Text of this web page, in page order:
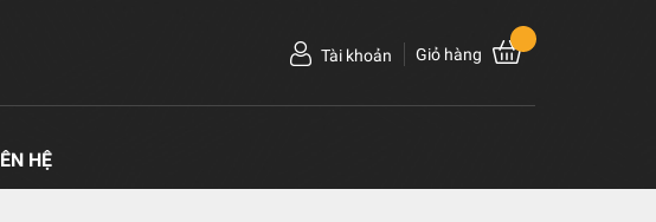
Tài khoản Giỏ hàng
HỆ